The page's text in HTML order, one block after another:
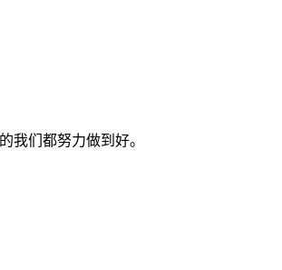
我们都努力做到好。